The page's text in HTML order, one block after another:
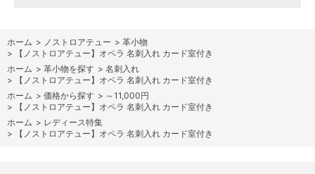
ホーム > ノストロアテュー > 革小物
>
【ノストロアテュー】オペラ 名刺入れ カード室付き
ホーム > 革小物を探す > 名刺入れ
>
【ノストロアテュー】オペラ 名刺入れ カード室付き
ホーム > 価格から探す > ～11,000円
>
【ノストロアテュー】オペラ 名刺入れ カード室付き
ホーム > レディース特集
>
【ノストロアテュー】オペラ 名刺入れ カード室付き